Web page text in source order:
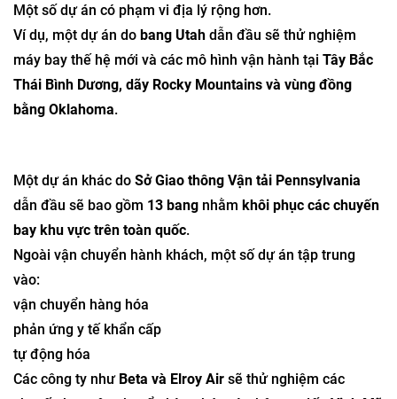
Một số dự án có phạm vi địa lý rộng hơn.
Ví dụ, một dự án do bang Utah dẫn đầu sẽ thử nghiệm
máy bay thế hệ mới và các mô hình vận hành tại Tây Bắc
Thái Bình Dương, dãy Rocky Mountains và vùng đồng
bằng Oklahoma.
Một dự án khác do Sở Giao thông Vận tải Pennsylvania
dẫn đầu sẽ bao gồm 13 bang nhằm khôi phục các chuyến
bay khu vực trên toàn quốc.
Ngoài vận chuyển hành khách, một số dự án tập trung
vào:
vận chuyển hàng hóa
phản ứng y tế khẩn cấp
tự động hóa
Các công ty như Beta và Elroy Air sẽ thử nghiệm các